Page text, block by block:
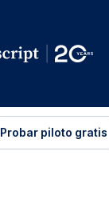
Probar piloto gratis